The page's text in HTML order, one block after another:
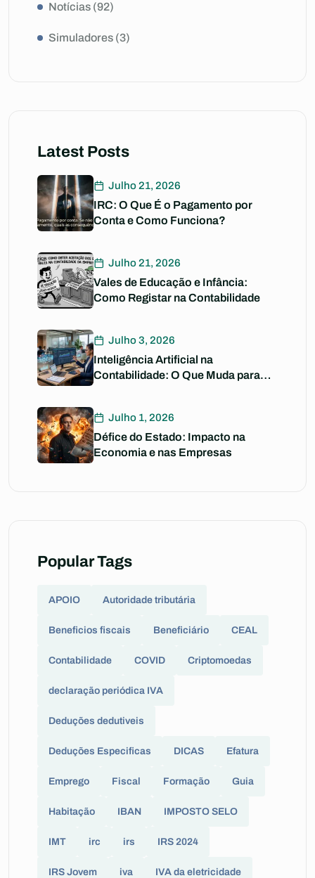
Notícias (92)
Simuladores (3)
Latest Posts
Julho 21, 2026
IRC: O Que É o Pagamento por
Conta e Como Funciona?
Julho 21, 2026
Vales de Educação e Infância:
Como Registar na Contabilidade
Julho 3, 2026
Inteligência Artificial na
Contabilidade: O Que Muda para
Julho 1, 2026
Défice do Estado: Impacto na
Economia e nas Empresas
Popular Tags
APOIO Autoridade tributária
Beneficios fiscais Beneficiário CEAL
Contabilidade COVID Criptomoedas
declaração periódica IVA
Deduções dedutiveis
Deduções Especificas DICAS Efatura
Emprego Fiscal Formação Guia
Habitação IBAN IMPOSTO SELO
IMT irc irs IRS 2024
IRS Jovem iva IVA da eletricidade